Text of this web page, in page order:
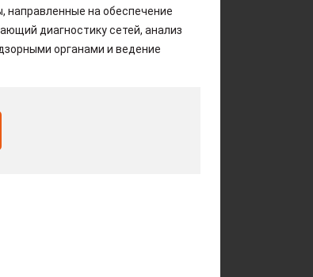
направленные на обеспечение
диагностику сетей, анализ
органами и ведение